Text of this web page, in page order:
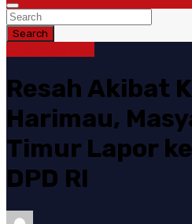
Search
Resah Akibat
Harimau,
Timur Lapor
DPD RI